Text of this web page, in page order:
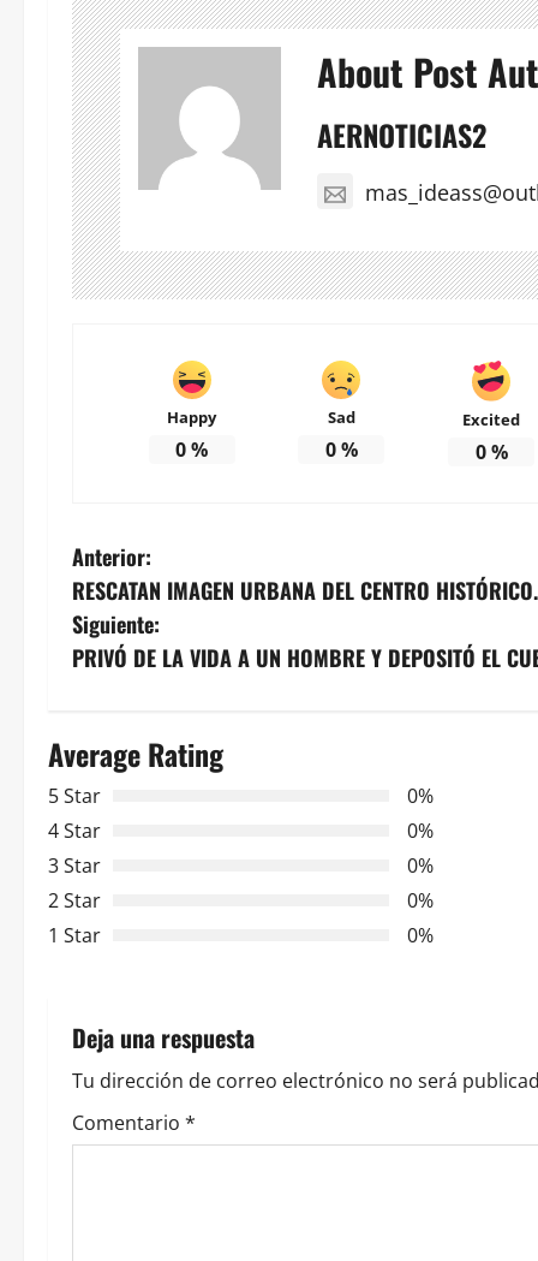
About Post
AERNOTICIAS2
Happy
0%
Sad
0%
Excited
0%
N
a
v
g
a
c
i
n
d
e
Anterior:
RESCATAN IMAGEN URBANA DEL CENTRO HISTÓRICO.
Siguiente:
PRIVÓ DE LA VIDA A UN HOMBRE Y DEPOSITÓ EL
Average Rating
5 Star
0%
4 Star
0%
3 Star
0%
2 Star
0%
1 Star
0%
Deja una respuesta
Tu dirección de correo electrónico no será
Comentario *